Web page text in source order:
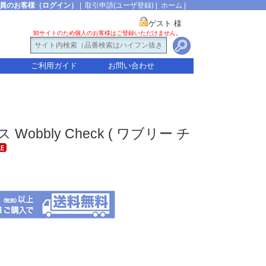
のお客様（ログイン） 取引申請(ユーザ登録) ホーム
ゲスト 様
卸サイトのため個人のお客様はご登録いただけません。
ご利用ガイド お問い合わせ
Wobbly Check ( ワブリー チ